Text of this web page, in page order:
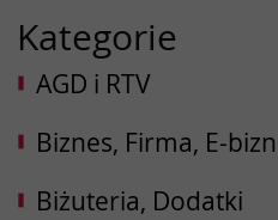
Kategorie
AGD i RTV
Biznes, Firma, E-
Biżuteria, Dodatki